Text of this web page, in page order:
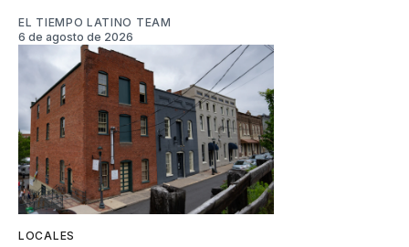
EL TIEMPO LATINO TEAM
6 de agosto de 2026
LOCALES